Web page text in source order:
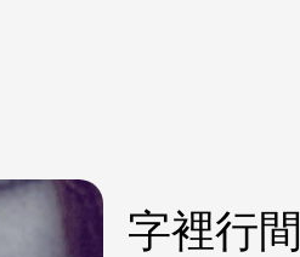
字裡行間